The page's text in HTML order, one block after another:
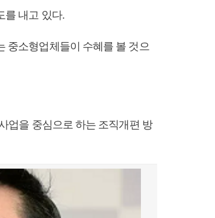
를 내고 있다.
중소형업체들이 수혜를 볼 것으
업을 중심으로 하는 조직개편 방